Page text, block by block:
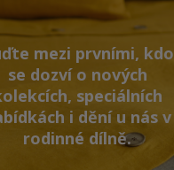
mezi prvními, kdo
se dozví o nových
speciálních
i dění u nás v
rodinné dílně.